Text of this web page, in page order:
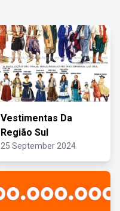
Vestimentas Da
Região Sul
25 September 2024